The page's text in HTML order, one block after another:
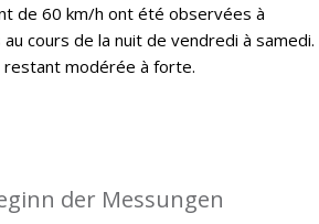
de 60 km/h ont été observées à
cours de la nuit de vendredi à samedi.
restant modérée à forte.
der Messungen